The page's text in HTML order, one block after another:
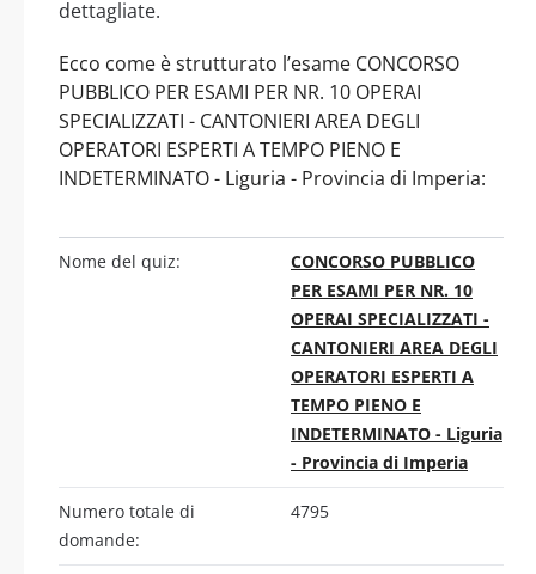
dettagliate.
Ecco come è strutturato l’esame CONCORSO
PUBBLICO PER ESAMI PER NR. 10 OPERAI
SPECIALIZZATI - CANTONIERI AREA DEGLI
OPERATORI ESPERTI A TEMPO PIENO E
INDETERMINATO - Liguria - Provincia di Imperia:
Nome del quiz:
CONCORSO PUBBLICO
PER ESAMI PER NR. 10
OPERAI SPECIALIZZATI -
CANTONIERI AREA DEGLI
OPERATORI ESPERTI A
TEMPO PIENO E
INDETERMINATO - Liguria
- Provincia di Imperia
Numero totale di
domande:
4795